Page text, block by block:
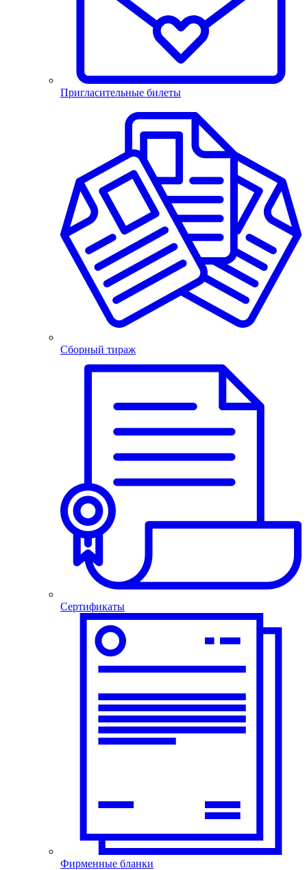
Пригласительные билеты
Сборный тираж
Сертификаты
Фирменные бланки